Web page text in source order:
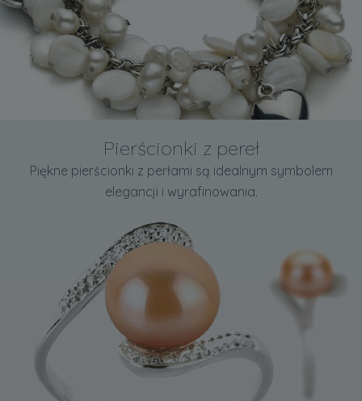
Pierścionki z pereł
Piękne pierścionki z perłami są idealnym symbolem
elegancji i wyrafinowania.